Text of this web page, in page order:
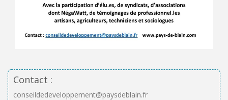
Contact :
conseildedeveloppement@paysdeblain.fr